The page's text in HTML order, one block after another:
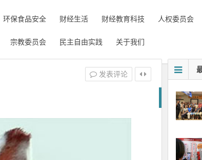
环保食品安全 财经生活 财经教育科技 人权委员会
宗教委员会 民主自由实践
关于我们
发表评论